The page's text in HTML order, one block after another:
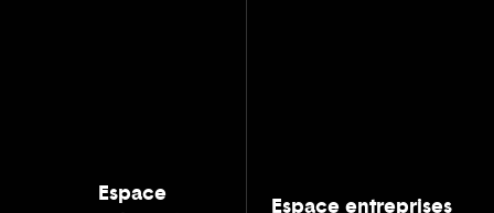
Espace
Espace entreprises